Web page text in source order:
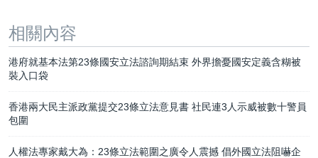
相關內容
港府就基本法第23條國安立法諮詢期結束 外界擔憂國安定義含糊被
裝入口袋
香港兩大民主派政黨提交23條立法意見書 社民連3人示威被數十警員
包圍
人權法專家戴大為：23條立法範圍之廣令人震撼 倡外國立法阻嚇企